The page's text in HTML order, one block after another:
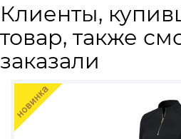
Клиенты,
товар, также
заказали